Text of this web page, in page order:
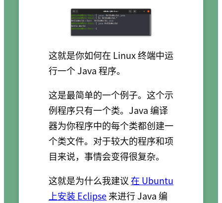
这就是你如何在 Linux 终端中运
行一个 Java 程序。
这是最简单的一个例子。这个示
例程序只有一个类。Java 编译
器为你程序中的每个类都创建一
个类文件。对于较大的程序和项
目来说，事情会变得很复杂。
这就是为什么我建议在 Ubuntu
上安装 Eclipse来进行 Java 编